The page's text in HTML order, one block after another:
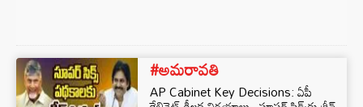
#అమరావతి
AP Cabinet Key Decisions: ఏపీ